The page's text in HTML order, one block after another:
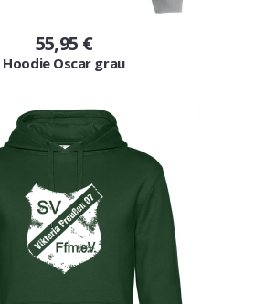
55,95 €
Hoodie Oscar grau